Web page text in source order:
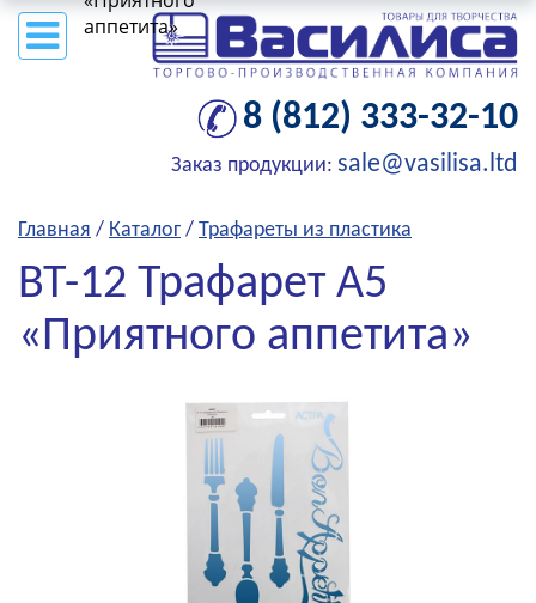
8 (812) 333-32-10
Заказ продукции: sale@vasilisa.ltd
Главная / Каталог / Трафареты из пластика
ВТ-12 Трафарет А5
«Приятного аппетита»
аппетита»